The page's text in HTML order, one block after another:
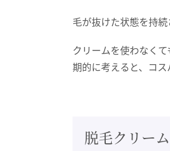
毛が抜けた状態を持
クリームを使わなく
期的に考えると、コス
脱毛クリー